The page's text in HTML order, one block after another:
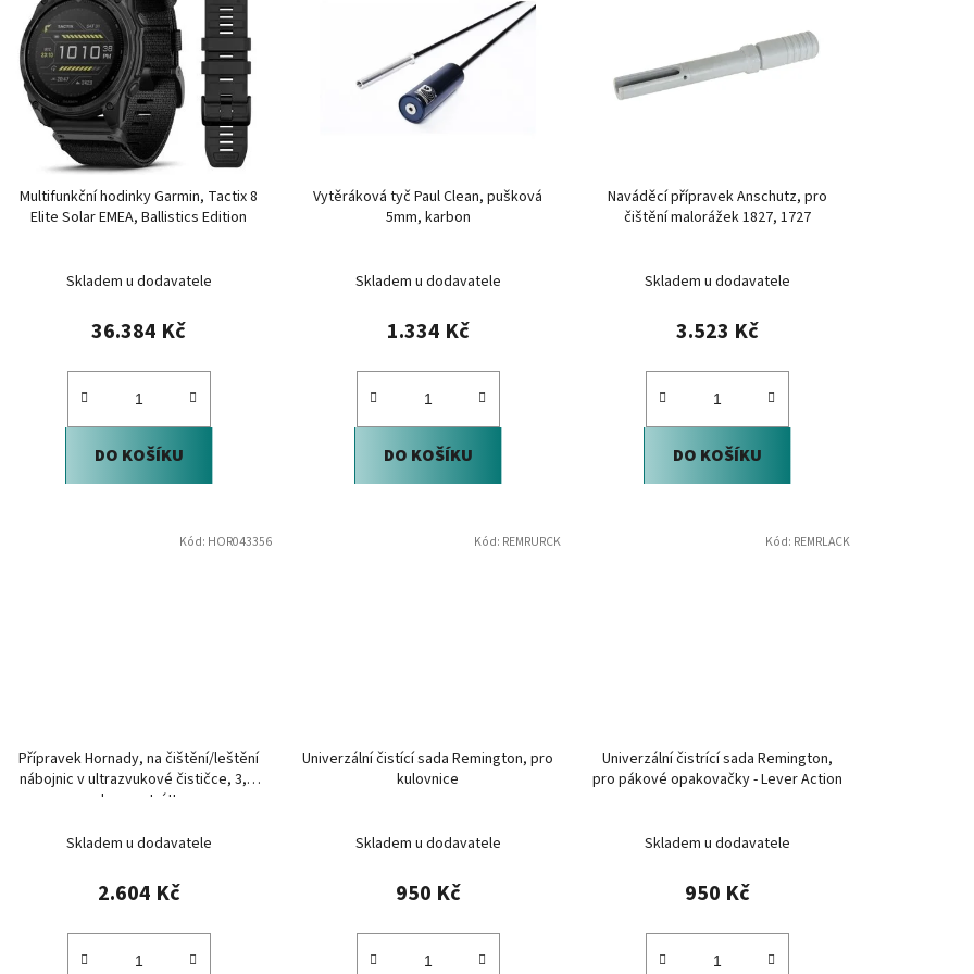
k
Multifunkční hodinky Garmin, Tactix 8
Elite Solar EMEA, Ballistics Edition
Skladem u dodavatele
36.384 Kč
DO KOŠÍKU
Vytěráková tyč Paul Clean, pušková
5mm, karbon
Skladem u dodavatele
1.334 Kč
DO KOŠÍKU
Naváděcí přípravek Anschutz, pro
čištění malorážek 1827, 1727
Skladem u dodavatele
3.523 Kč
DO KOŠÍKU
Přípravek Hornady, na čištění/leštění
nábojnic v ultrazvukové čističce, 3,8l
koncentrát!
Skladem u dodavatele
2.604 Kč
Kód: HOR043356
Univerzální čistící sada Remington, pro
kulovnice
Skladem u dodavatele
950 Kč
Kód: REMRURCK
Univerzální čistrící sada Remington,
pro pákové opakovačky - Lever Action
Skladem u dodavatele
950 Kč
Kód: REMRLACK